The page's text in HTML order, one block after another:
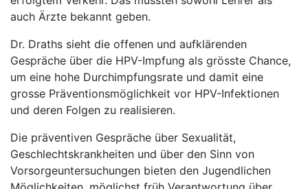
auch Ärzte bekannt geben.
Dr. Draths sieht die offenen und aufklärenden
Gespräche über die HPV-Impfung als grösste Chance,
um eine hohe Durchimpfungsrate und damit eine
grosse Präventionsmöglichkeit vor HPV-Infektionen
und deren Folgen zu realisieren.
Die präventiven Gespräche über Sexualität,
Geschlechtskrankheiten und über den Sinn von
Vorsorgeuntersuchungen bieten den Jugendlichen